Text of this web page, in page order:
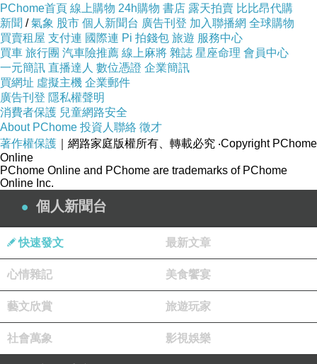
PChome首頁 線上購物 24h購物 書店 露天拍賣 比比昂代購
新聞 /氣象 股市 個人新聞台 廣告刊登 加入聯播網 全球購物
買賣租屋 支付連 國際連 Pi 拍錢包 旅遊 服務中心
買車 旅行團 汽車險推薦 線上麻將 雜誌 星座命理 會員中心
一元簡訊 直播達人 數位憑證 企業簡訊
買網址 虛擬主機 企業郵件
廣告刊登 隱私權聲明
消費者保護 兒童網路安全
About PChome 投資人聯絡 徵才
著作權保護 ｜網路家庭版權所有、轉載必究 ‧Copyright PChome
Online
PChome Online and PChome are trademarks of PChome
Online Inc.
個人新聞台
快速發文 最新文章
心情雜記 美食饗宴
藝文欣賞 旅遊玩家
社會萬象 影視娛樂